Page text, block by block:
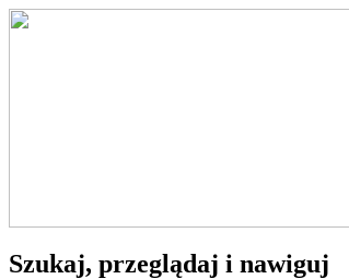
Szukaj, przeglądaj i nawiguj